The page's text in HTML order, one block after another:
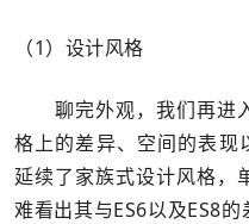
（1）设计风格
聊完外观，我们再进
格上的差异、空间的表现
延续了家族式设计风格，
难看出其与ES6以及ES8